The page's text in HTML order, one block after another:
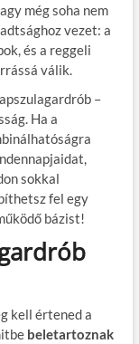
még soha nem
vezet: a
és a reggeli
válik.
–
Ha a
sokkal
fel egy
bázist!
kell értened a
beletartoznak